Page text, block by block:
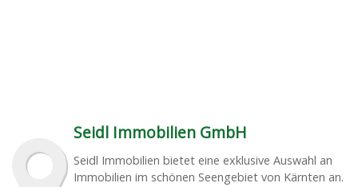
Seidl Immobilien GmbH
Seidl Immobilien bietet eine exklusive Auswahl an
Immobilien im schönen Seengebiet von Kärnten an.